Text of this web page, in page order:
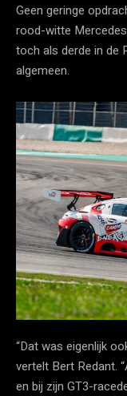
Geen geringe
rood-witte
toch als derde in de
algemeen.
“Dat was eigenlijk
vertelt Bert Redant.
en bij zijn GT3-